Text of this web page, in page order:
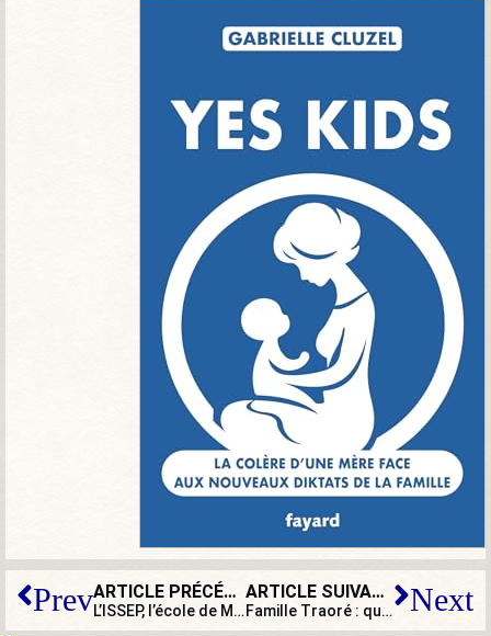
Prev ARTICLE PRÉCÉDENT
L’ISSEP, l’école de Marion Maréchal, se développe et ouvre une antenne à Paris
ARTICLE SUIVANT
Famille Traoré : quand les anges de la diversité font de l’agit-prop Next